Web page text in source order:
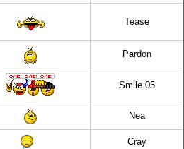
Tease
Pardon
Smile 05
Nea
Cray